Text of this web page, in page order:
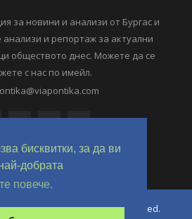
бисквитки, за да ви
добрата
повече.
за новини и анализи от Бургас и
и репортаж за актуални
обществото днес. Можете да се
с нас по имейл.
ViaPontika.com. All Rights Reserved.